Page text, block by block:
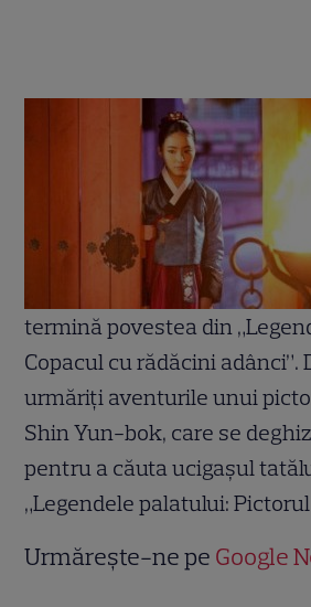
termină povestea din
Copacul cu rădăcini adânci”.
urmăriți aventurile unui
Shin Yun-bok, care se
pentru a căuta ucigaşul
„Legendele palatului:
Urmărește-ne pe Google